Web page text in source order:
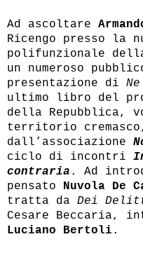
Ad ascoltare
Ricengo presso la
polifunzionale
un numeroso
presentazione di
ultimo libro del
della Repubblica,
territorio
dall’associazione
ciclo di incontri
contraria . Ad
pensato
Nuvola De
tratta da Dei
Cesare Beccaria,
Luciano Bertoli .